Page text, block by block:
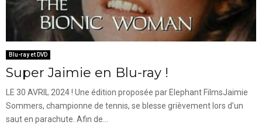
Blu-ray et DVD
Super Jaimie en Blu-ray !
LE 30 AVRIL 2024 ! Une édition proposée par Elephant FilmsJaimie
Sommers, championne de tennis, se blesse grièvement lors d’un
saut en parachute. Afin de...